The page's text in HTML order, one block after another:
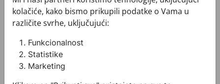
kolačiće, kako bismo prikupili podatke o Vama u
različite svrhe, uključujući:
Funkcionalnost
Statistike
Marketing